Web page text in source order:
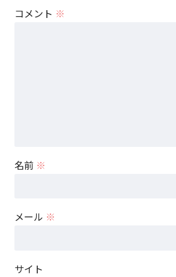
コメント ※
名前 ※
メール ※
サイト